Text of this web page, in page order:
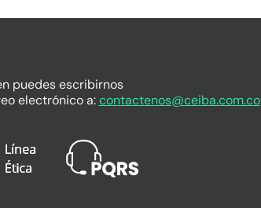
puedes escribirnos
electrónico a:contactenos@ceiba.com.co